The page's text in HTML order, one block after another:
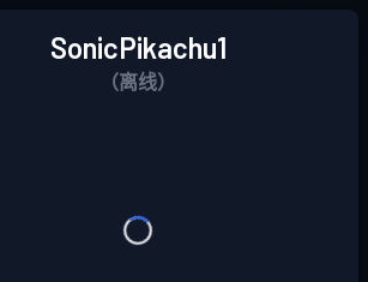
SonicPikachu1
（离线）